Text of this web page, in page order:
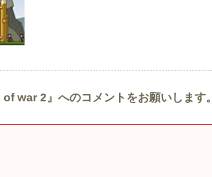
war 2』へのコメントをお願いします。